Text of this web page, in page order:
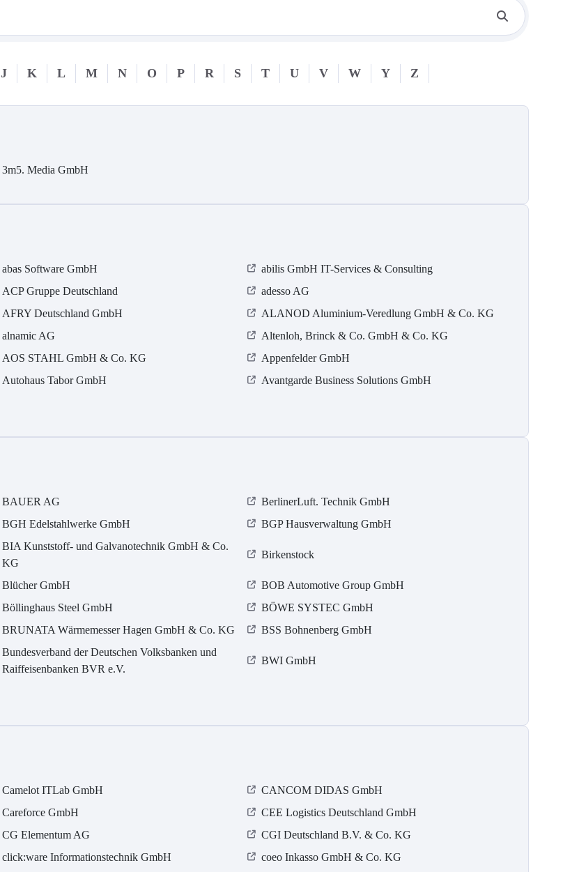
J K L M N O P R S T U V W Y Z
3m5. Media GmbH
abas Software GmbH
abilis GmbH IT-Services & Consulting
ACP Gruppe Deutschland
adesso AG
AFRY Deutschland GmbH
ALANOD Aluminium-Veredlung GmbH & Co. KG
alnamic AG
Altenloh, Brinck & Co. GmbH & Co. KG
AOS STAHL GmbH & Co. KG
Appenfelder GmbH
Autohaus Tabor GmbH
Avantgarde Business Solutions GmbH
BAUER AG
BerlinerLuft. Technik GmbH
BGH Edelstahlwerke GmbH
BGP Hausverwaltung GmbH
BIA Kunststoff- und Galvanotechnik GmbH & Co.
KG
Birkenstock
Blücher GmbH
BOB Automotive Group GmbH
Böllinghaus Steel GmbH
BÖWE SYSTEC GmbH
BRUNATA Wärmemesser Hagen GmbH & Co. KG BSS Bohnenberg GmbH
Bundesverband der Deutschen Volksbanken und
Raiffeisenbanken BVR e.V.
BWI GmbH
Camelot ITLab GmbH
CANCOM DIDAS GmbH
Careforce GmbH
CEE Logistics Deutschland GmbH
CG Elementum AG
CGI Deutschland B.V. & Co. KG
click:ware Informationstechnik GmbH
coeo Inkasso GmbH & Co. KG